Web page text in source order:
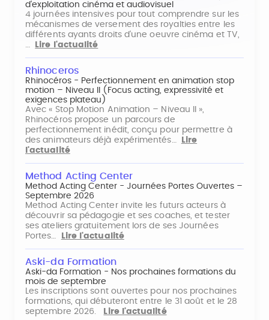
d'exploitation cinéma et audiovisuel
4 journées intensives pour tout comprendre sur les
mécanismes de versement des royalties entre les
différents ayants droits d'une oeuvre cinéma et TV,
…
Lire l'actualité
Rhinoceros
Rhinocéros - Perfectionnement en animation stop
motion – Niveau II (Focus acting, expressivité et
exigences plateau)
Avec « Stop Motion Animation – Niveau II »,
Rhinocéros propose un parcours de
perfectionnement inédit, conçu pour permettre à
des animateurs déjà expérimentés…
Lire
l'actualité
Method Acting Center
Method Acting Center - Journées Portes Ouvertes –
Septembre 2026
Method Acting Center invite les futurs acteurs à
découvrir sa pédagogie et ses coaches, et tester
ses ateliers gratuitement lors de ses Journées
Portes…
Lire l'actualité
Aski-da Formation
Aski-da Formation - Nos prochaines formations du
mois de septembre
Les inscriptions sont ouvertes pour nos prochaines
formations, qui débuteront entre le 31 août et le 28
septembre 2026.
Lire l'actualité